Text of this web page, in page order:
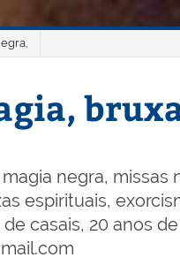
negra, missas
espirituais,
casais, 20 anos